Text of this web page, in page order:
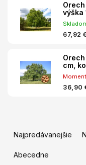
výška
67,92 €
cm,
36,90
e
Najpredávanejšie
Abecedne